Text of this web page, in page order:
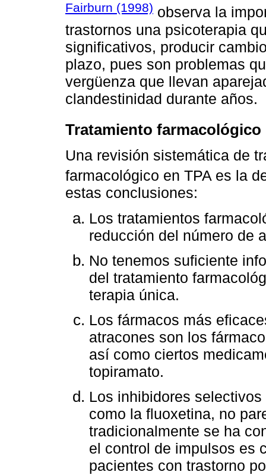
Fairburn (1998) observa la
trastornos una psicoterapia
significativos, producir
plazo, pues son problemas
vergüenza que llevan
clandestinidad durante años.
Tratamiento farmacológico
Una revisión sistemática de
farmacológico en TPA es la
estas conclusiones:
Los tratamientos
reducción del número de
No tenemos suficiente
del tratamiento
terapia única.
Los fármacos más
atracones son los
así como ciertos
topiramato.
Los inhibidores
como la fluoxetina, no
tradicionalmente se ha
el control de impulsos es
pacientes con trastorno